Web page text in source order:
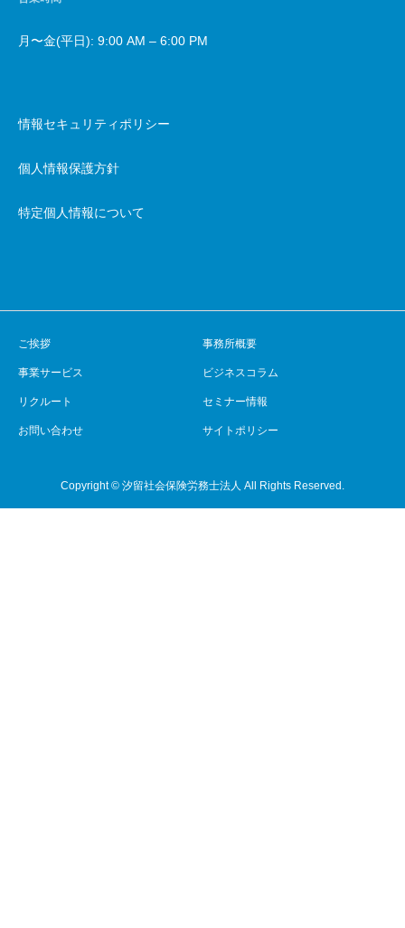
月〜金(平日): 9:00 AM – 6:00 PM
情報セキュリティポリシー
個人情報保護方針
特定個人情報について
ご挨拶 事務所概要
事業サービス ビジネスコラム
リクルート セミナー情報
お問い合わせ サイトポリシー
Copyright © 汐留社会保険労務士法人 All Rights Reserved.